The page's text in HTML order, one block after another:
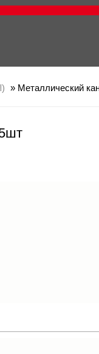
» Металлический